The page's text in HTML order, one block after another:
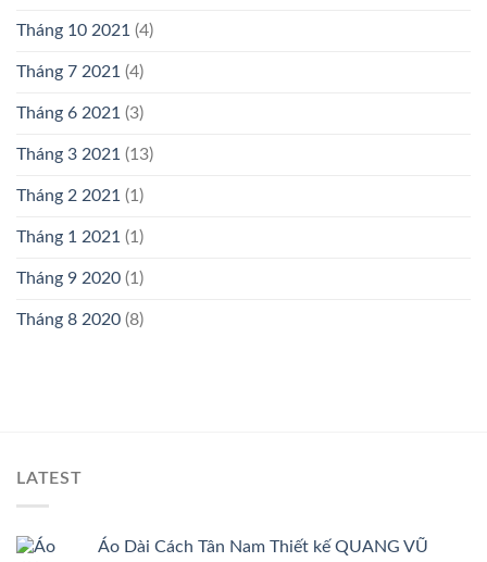
Tháng 10 2021 (4)
Tháng 7 2021 (4)
Tháng 6 2021 (3)
Tháng 3 2021 (13)
Tháng 2 2021 (1)
Tháng 1 2021 (1)
Tháng 9 2020 (1)
Tháng 8 2020 (8)
LATEST
Áo Dài Cách Tân Nam Thiết kế QUANG VŨ